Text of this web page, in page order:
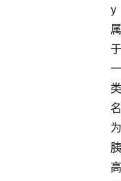
y
属
于
一
类
名
为
胰
高